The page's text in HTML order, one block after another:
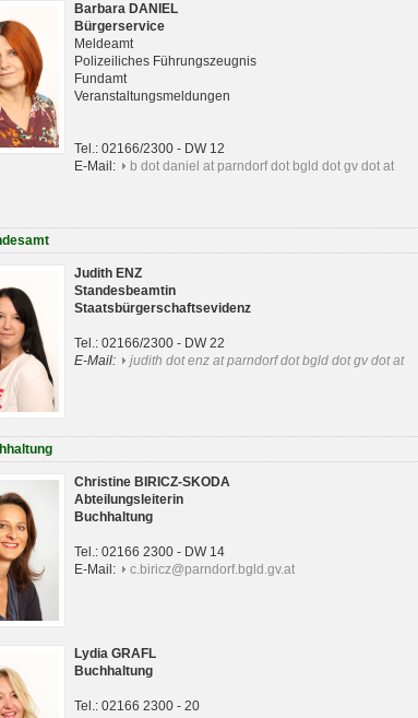
Barbara DANIEL
Bürgerservice
Meldeamt
Polizeiliches Führungszeugnis
Fundamt
Veranstaltungsmeldungen
Tel.: 02166/2300 - DW 12
E-Mail:
b dot daniel at parndorf dot bgld dot gv dot at
Judith ENZ
Standesbeamtin
Staatsbürgerschaftsevidenz
Tel.: 02166/2300 - DW 22
E-Mail:
judith dot enz at parndorf dot bgld dot gv dot at
Christine BIRICZ-SKODA
Abteilungsleiterin
Buchhaltung
Tel.: 02166 2300 - DW 14
E-Mail:
c.biricz@parndorf.bgld.gv.at
Lydia GRAFL
Buchhaltung
Tel.: 02166 2300 - 20